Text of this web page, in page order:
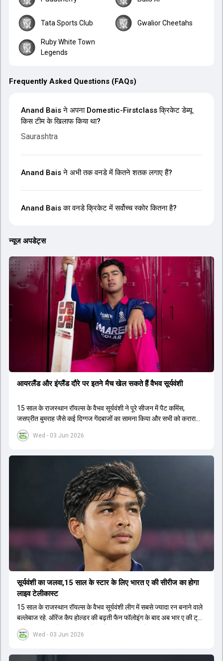
Tata Sports Club Gwalior Cheetahs
Ruby White Town
Legends
Frequently Asked Questions (FAQs)
Anand Bais ने अपना Domestic-Firstclass क्रिकेट डेब्यू
किस टीम के खिलाफ किया था?
Saurashtra
Anand Bais ने अभी तक वनडे में कितने शतक लगाए हैं?
Anand Bais का वनडे क्रिकेट में सर्वोच्च स्कोर कितना है?
न्यूज अपडेट्स
Wed - 03 Jun 2026
आयरलैंड और इंग्लैंड दौरे पर इतने मैच खेल सकते हैं वैभव सूर्यवंशी
15 साल के राजस्थान रॉयल्स के वैभव सूर्यवंशी ने पूरे सीजन में पैट कमिंस,
जसप्रीत बुमराह जैसे कई द‍िग्गज गेंदबाजों का सामना किया और सभी को करारा
जवाब द‍िया.
Wed - 03 Jun 2026
सूर्यवंशी का जलवा,15 साल के स्टार के लिए भारत ए की सीरीज का होगा
लाइव टेलीकास्ट
15 साल के राजस्थान रॉयल्स के वैभव सूर्यवंशी लीग में सबसे ज्यादा रन बनाने वाले
बल्लेबाज रहे. ऑरेंज कैप होल्डर की बढ़ती फैन फॉलोइंग के बाद अब भार ए की ट्राई
सीरीज का लाइव टेलीकास्ट करने का फैसला लिया गया है.